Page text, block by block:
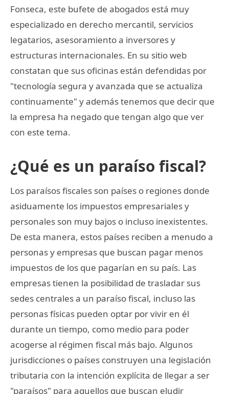
Fonseca, este bufete de abogados está muy
especializado en derecho mercantil, servicios
legatarios, asesoramiento a inversores y
estructuras internacionales. En su sitio web
constatan que sus oficinas están defendidas por
"tecnología segura y avanzada que se actualiza
continuamente" y además tenemos que decir que
la empresa ha negado que tengan algo que ver
con este tema.
¿Qué es un paraíso fiscal?
Los paraísos fiscales son países o regiones donde
asiduamente los impuestos empresariales y
personales son muy bajos o incluso inexistentes.
De esta manera, estos países reciben a menudo a
personas y empresas que buscan pagar menos
impuestos de los que pagarían en su país. Las
empresas tienen la posibilidad de trasladar sus
sedes centrales a un paraíso fiscal, incluso las
personas físicas pueden optar por vivir en él
durante un tiempo, como medio para poder
acogerse al régimen fiscal más bajo. Algunos
jurisdicciones o países construyen una legislación
tributaria con la intención explícita de llegar a ser
"paraísos" para aquellos que buscan eludir